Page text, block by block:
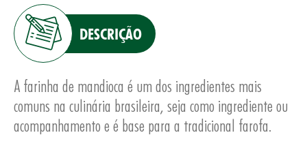
DESCRIÇÃO
A farinha de mandioca é um dos ingredientes mais
comuns na culinária brasileira, seja como ingrediente ou
acompanhamento e é base para a tradicional farofa.